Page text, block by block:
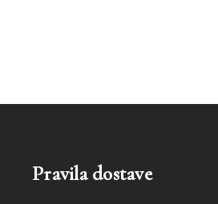
Pravila dostave